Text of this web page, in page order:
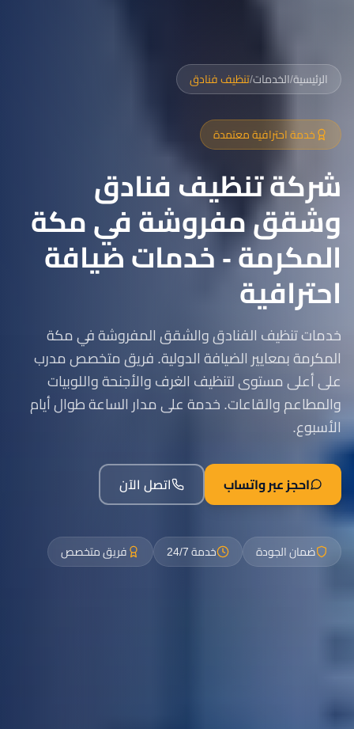
الرئيسية/الخدمات/تنظيف فنادق
خدمة احترافية معتمدة
شركة تنظيف فنادق
وشقق مفروشة في مكة
المكرمة - خدمات ضيافة
احترافية
خدمات تنظيف الفنادق والشقق المفروشة في مكة
المكرمة بمعايير الضيافة الدولية. فريق متخصص مدرب
على أعلى مستوى لتنظيف الغرف والأجنحة واللوبيات
والمطاعم والقاعات. خدمة على مدار الساعة طوال أيام
الأسبوع.
احجز عبر واتساب اتصل الآن
ضمان الجودة خدمة 24/7 فريق متخصص